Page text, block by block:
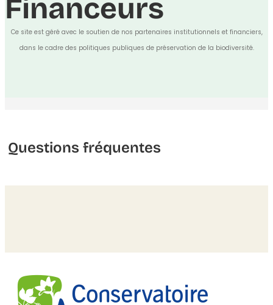
Financeurs
Ce site est géré avec le soutien de nos partenaires institutionnels et financiers,
dans le cadre des politiques publiques de préservation de la biodiversité.
Questions fréquentes